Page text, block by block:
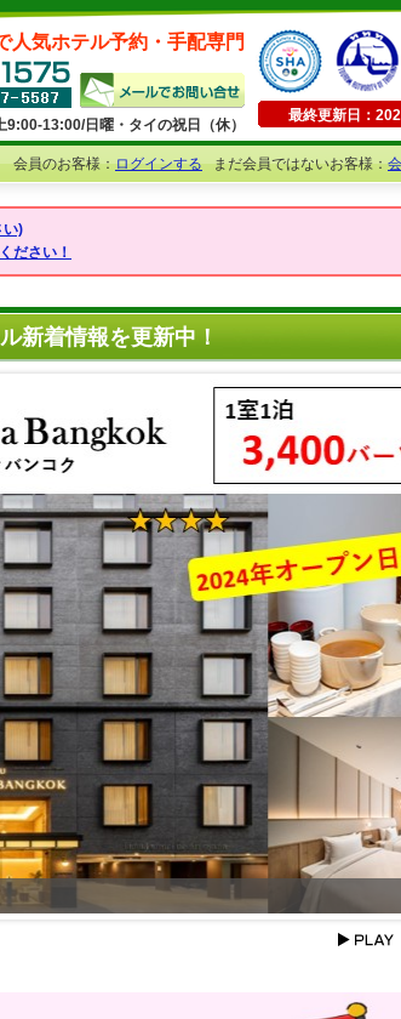
人気ホテル予約・手配専門
9:00-13:00/日曜・タイの祝日（休）
最終更新日：
会員のお客様：ログインするまだ会員ではないお客様：
い)
ださい！
新着情報を更新中！